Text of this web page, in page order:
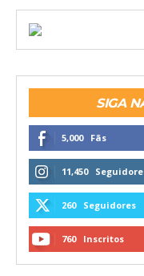
SIGA
5,000 Fãs
11,450
260 Seguidores
760 Inscritos